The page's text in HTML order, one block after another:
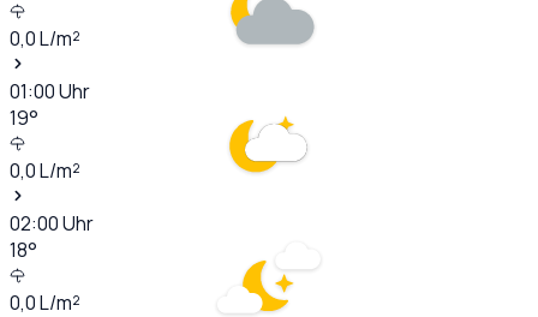
0,0L/m²
01:00Uhr
19°
0,0L/m²
02:00Uhr
18°
0,0L/m²